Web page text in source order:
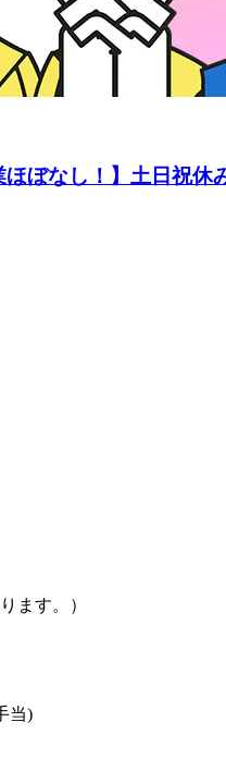
ほぼなし！】土日祝
ます。）
当)